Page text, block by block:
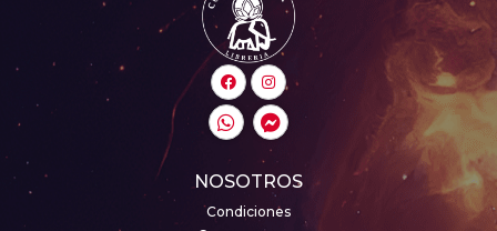
NOSOTROS
Condiciones